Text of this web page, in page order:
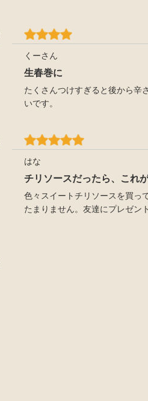
くーさん
生春巻に
たくさんつけすぎると後から辛
いです。
はな
チリソースだったら、これ
色々スイートチリソースを買っ
たまりません。友達にプレゼン